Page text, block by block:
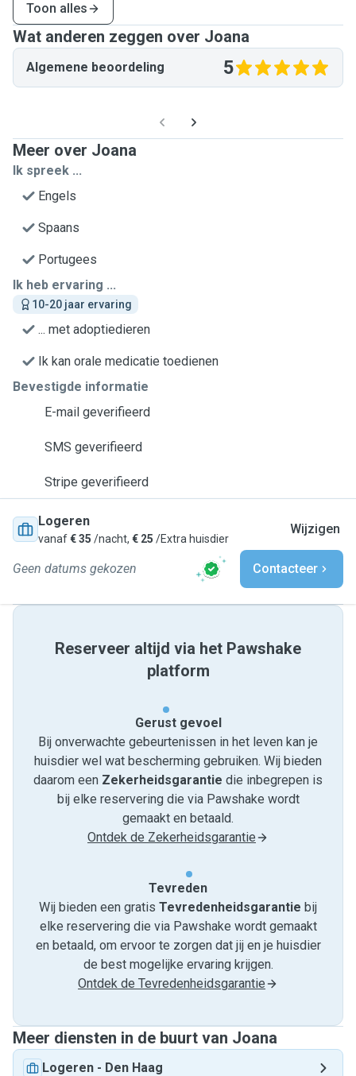
Toon alles
Wat anderen zeggen over Joana
Algemene beoordeling 5
Meer over Joana
Ik spreek ...
Engels
Spaans
Portugees
Ik heb ervaring ...
10-20 jaar ervaring
... met adoptiedieren
Ik kan orale medicatie toedienen
Bevestigde informatie
E-mail geverifieerd
SMS geverifieerd
Stripe geverifieerd
Logeren
vanaf€ 35 /nacht, € 25 /Extra huisdier
Wijzigen
Geen datums gekozen Contacteer
Reserveer altijd via het Pawshake
platform
Gerust gevoel
Bij onverwachte gebeurtenissen in het leven kan je
huisdier wel wat bescherming gebruiken. Wij bieden
daarom een Zekerheidsgarantie die inbegrepen is
bij elke reservering die via Pawshake wordt
gemaakt en betaald.
Ontdek de Zekerheidsgarantie
Tevreden
Wij bieden een gratis Tevredenheids­garantie bij
elke reservering die via Pawshake wordt gemaakt
en betaald, om ervoor te zorgen dat jij en je huisdier
de best mogelijke ervaring krijgen.
Ontdek de Tevredenheidsgarantie
Meer diensten in de buurt van Joana
Logeren - Den Haag